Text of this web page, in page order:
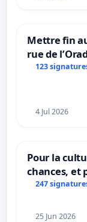
Mettre fin
rue de
123
4 Jul 2026
Pour la
chances, et
247
25 Jun 2026